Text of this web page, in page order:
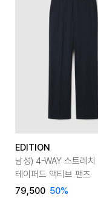
EDITION
남성) 4-WAY 스트레치
테이퍼드 액티브 팬츠
79,500 50%